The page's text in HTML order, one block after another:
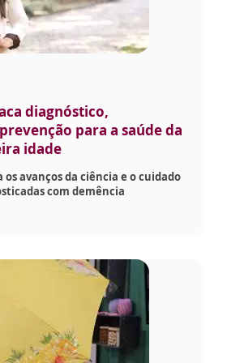
diagnóstico,
para a saúde da
idade
avanços da ciência e o cuidado
com demência